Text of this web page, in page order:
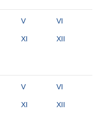
V VI
XI XII
V VI
XI XII